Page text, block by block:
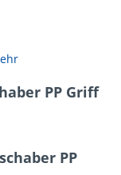
PP Griff
PP